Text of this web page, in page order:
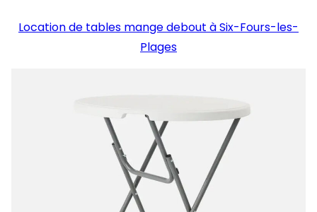
Location de tables mange debout à Six-Fours-les-
Plages